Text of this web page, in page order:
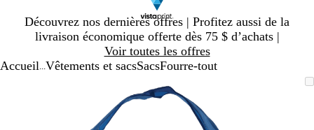
Découvrez nos dernières offres | Profitez aussi de la
livraison économique offerte dès 75 $ d’achats |
Voir toutes les offres
Diapositive
1
Accueil Vêtements et sacsSacsFourre-tout
zoomable
à
minimum
pour
agrandir
les
touches